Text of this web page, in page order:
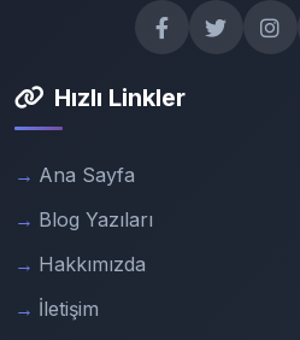
Hızlı Linkler
Ana Sayfa
Blog Yazıları
Hakkımızda
İletişim